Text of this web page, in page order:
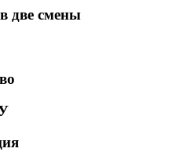
две смены